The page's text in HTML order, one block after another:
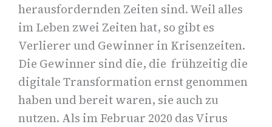
herausfordernden Zeiten sind. Weil alles
im Leben zwei Zeiten hat, so gibt es
Verlierer und Gewinner in Krisenzeiten.
Die Gewinner sind die, die frühzeitig die
digitale Transformation ernst genommen
haben und bereit waren, sie auch zu
nutzen. Als im Februar 2020 das Virus